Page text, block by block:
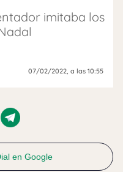
imitaba los
07/02/2022, a las 10:55
en Google